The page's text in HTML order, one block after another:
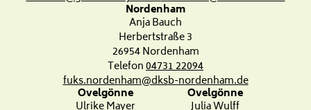
Nordenham
Anja Bauch
Herbertstraße 3
26954 Nordenham
Telefon04731 22094
fuks.nordenham@dksb-nordenham.de
Ovelgönne Ovelgönne